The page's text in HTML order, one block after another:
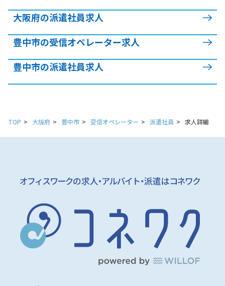
大阪府の派遣社員求人
豊中市の受信オペレーター求人
豊中市の派遣社員求人
TOP 大阪府 豊中市 受信オペレーター 派遣社員 求人詳細